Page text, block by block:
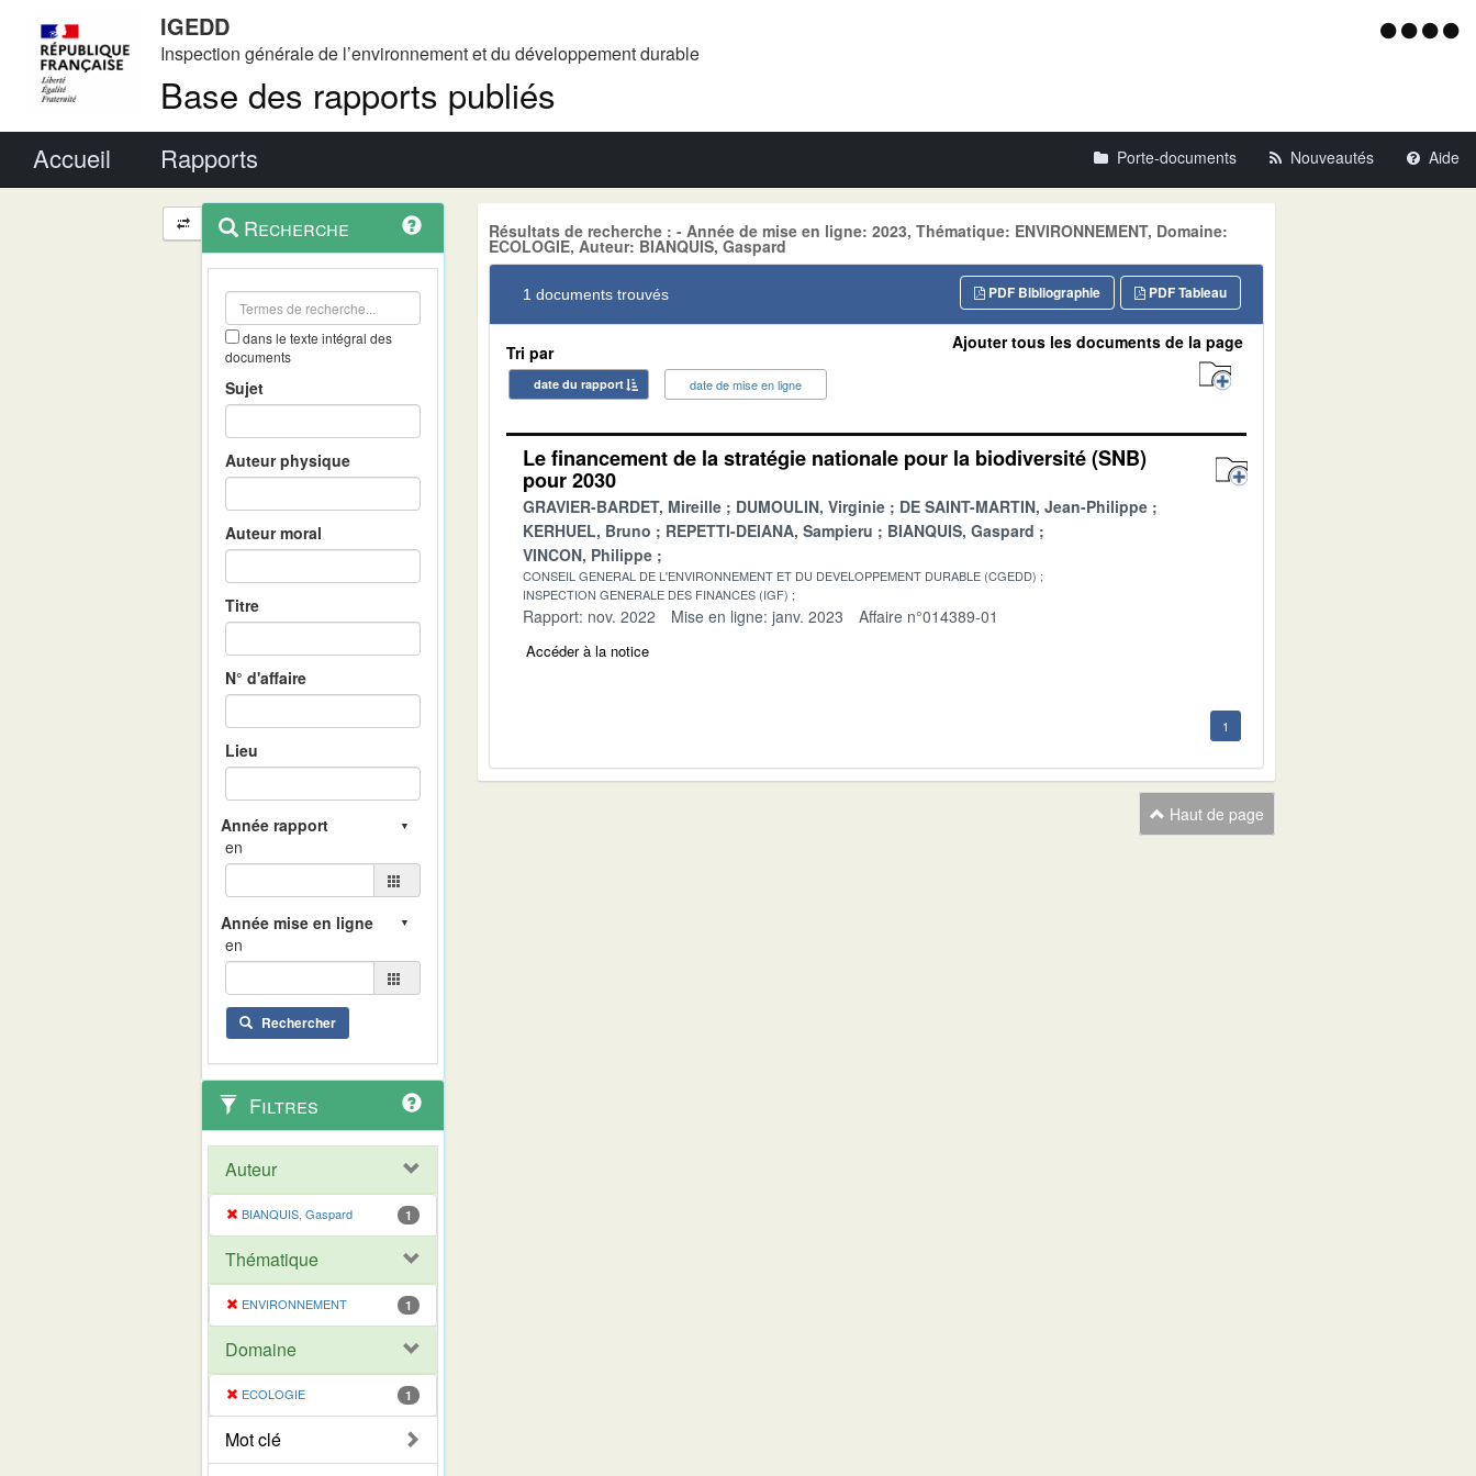
IGEDD
Inspection générale de l’environnement et du développement durable
Base des rapports publiés
Menu
Accueil Rapports Porte-documents Nouveautés Aide
Navigation
et
outils
contextuel
Recherche
dans le texte intégral des
documents
Sujet
Auteur physique
Auteur moral
Titre
N° d'affaire
Lieu
en
en
Rechercher
Filtres
Auteur
BIANQUIS, Gaspard 1
Thématique
ENVIRONNEMENT 1
Domaine
ECOLOGIE 1
Mot clé
Résultats de recherche : - Année de mise en ligne: 2023, Thématique: ENVIRONNEMENT, Domaine:
ECOLOGIE, Auteur: BIANQUIS, Gaspard
1 documents trouvés PDF Tableau
PDF Bibliographie
Tri par
date du rapport date de mise en ligne
Ajouter tous les documents de la page
Le financement de la stratégie nationale pour la biodiversité (SNB)
pour 2030
GRAVIER-BARDET, Mireille DUMOULIN, Virginie
DE SAINT-MARTIN, Jean-Philippe
KERHUEL, Bruno
REPETTI-DEIANA, Sampieru
BIANQUIS, Gaspard
VINCON, Philippe
CONSEIL GENERAL DE L'ENVIRONNEMENT ET DU DEVELOPPEMENT DURABLE (CGEDD)
INSPECTION GENERALE DES FINANCES (IGF)
Rapport: nov. 2022 Mise en ligne: janv. 2023 Affaire n°014389-01
Accéder à la notice
1
Haut de page